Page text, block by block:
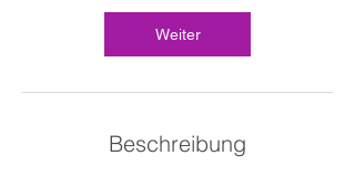
Weiter
Beschreibung